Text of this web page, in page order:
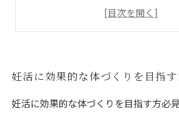
痛くない？ 予算は？
妊活に効果的な体づくりを目指す
妊活に効果的な体づくりを目指す方必